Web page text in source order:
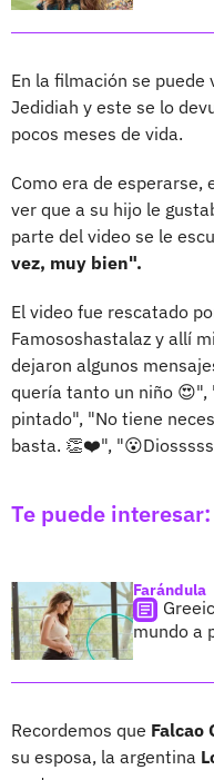
En la filmación se puede
Jedidiah y este se lo
pocos meses de vida.
Como era de esperarse,
ver que a su hijo le
parte del video se le
vez, muy bien".
El video fue rescatado
Famososhastalaz y allí
dejaron algunos
quería tanto un niño
pintado", "No tiene
basta. 👏❤️",
Te puede interesar:
Farándula
mundo a
Recordemos que Falcao
su esposa, la argentina